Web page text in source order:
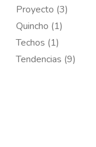
Proyecto (3)
Quincho (1)
Techos (1)
Tendencias (9)